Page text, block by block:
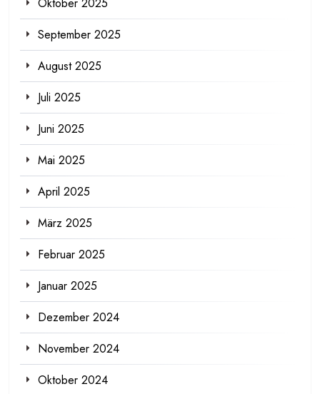
Oktober 2025
September 2025
August 2025
Juli 2025
Juni 2025
Mai 2025
April 2025
März 2025
Februar 2025
Januar 2025
Dezember 2024
November 2024
Oktober 2024